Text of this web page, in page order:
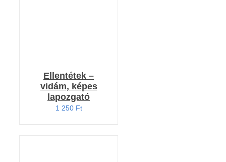
Ellentétek –
vidám, képes
lapozgató
1 250 Ft